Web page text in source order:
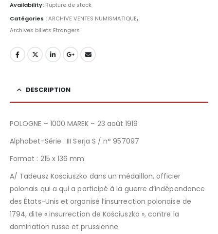
Availability: Rupture de stock
Catégories :ARCHIVE VENTES NUMISMATIQUE,
Archives billets Etrangers
DESCRIPTION
POLOGNE – 1000 MAREK – 23 août 1919
Alphabet-Série : III Serja S / n° 957097
Format : 215 x 136 mm
A/ Tadeusz Kościuszko dans un médaillon, officier
polonais qui a qui a participé à la guerre d’indépendance
des États-Unis et organisé l’insurrection polonaise de
1794, dite « insurrection de Kościuszko », contre la
domination russe et prussienne.